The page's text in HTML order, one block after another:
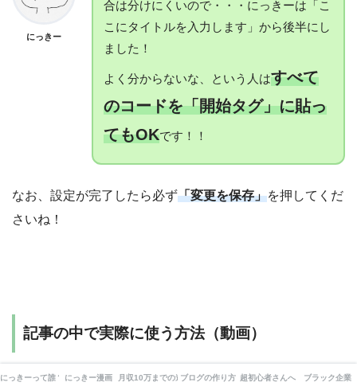
にっきー
合は分けにくいので・・・にっきーは「こ
こにタイトルを入力します」から後半にし
ました！
よく分からないな、という人はすべて
のコードを「開始タグ」に貼っ
てもOKです！！
なお、設定が完了したら必ず「変更を保存」を押してくだ
さいね！
記事の中で実際に使う方法（動画）
にっきーって誰？ にっきー漫画 月収10万までの道ブログの作り方 超初心者さんへ ブラック企業